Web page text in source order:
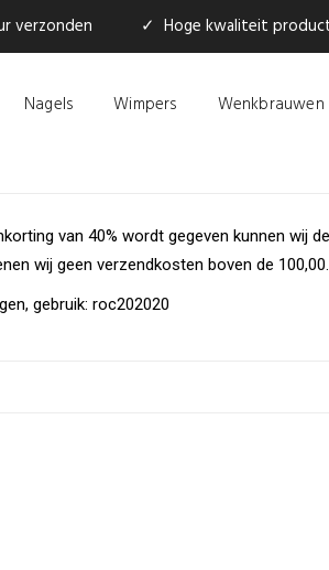
verzonden ✓ Hoge kwaliteit
Nagels Wimpers Wenkbrauwen
van 40% wordt gegeven kunnen wij
wij geen verzendkosten boven de 100,00.
gebruik: roc202020